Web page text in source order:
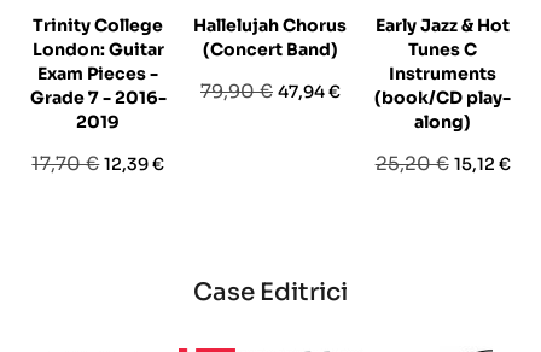
Trinity College
London: Guitar
Exam Pieces -
Grade 7 - 2016-
2019
Prezzo
17,70 €Prezzo
12,39 €
Hallelujah Chorus
(Concert Band)
Prezzo
79,90 € Prezzo
47,94 €
Early Jazz & Hot
Tunes C
Instruments
(book/CD play-
along)
Prezzo
25,20 € Prezzo
15,12 €
Case Editrici